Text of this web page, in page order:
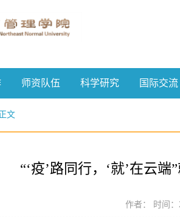
师资队伍 科学研究 国际交流
正文
“‘疫’路同行，‘就’在云
作者： 时间：